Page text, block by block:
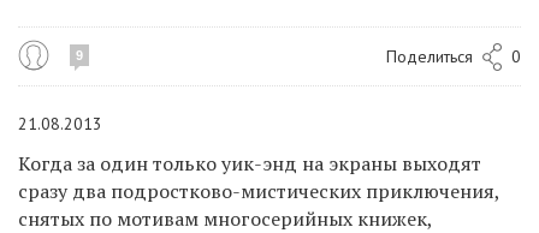
9 Поделиться 0
21.08.2013
Когда за один только уик-энд на экраны выходят
сразу два подростково-мистических приключения,
снятых по мотивам многосерийных книжек,